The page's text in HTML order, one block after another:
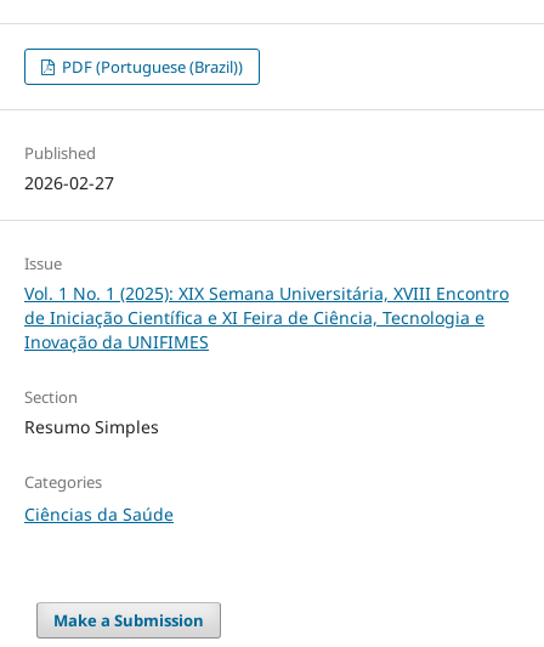
PDF (Portuguese (Brazil))
Published
2026-02-27
Issue
Vol. 1 No. 1 (2025): XIX Semana Universitária, XVIII Encontro
de Iniciação Científica e XI Feira de Ciência, Tecnologia e
Inovação da UNIFIMES
Section
Resumo Simples
Categories
Ciências da Saúde
Make a Submission